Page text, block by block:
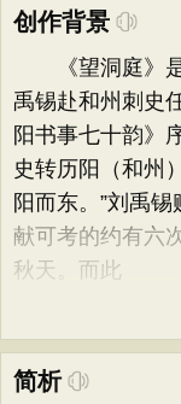
创作背景
《望洞庭》是
禹锡赴和州刺史
阳书事七十韵》
史转历阳（和州
阳而东。”刘禹
献可考的约有六
秋天。而此
简析